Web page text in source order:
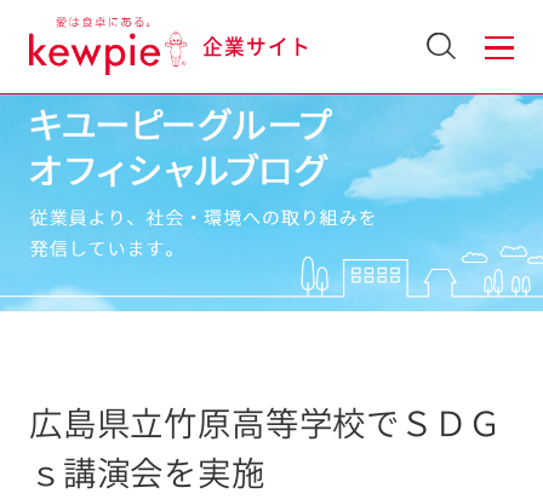
企業サイト
広島県立竹原高等学校でＳＤＧ
ｓ講演会を実施